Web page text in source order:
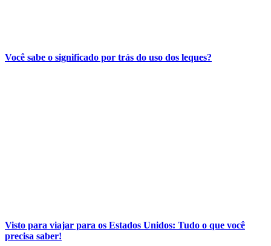
Você sabe o significado por trás do uso dos leques?
Visto para viajar para os Estados Unidos: Tudo o que você
precisa saber!